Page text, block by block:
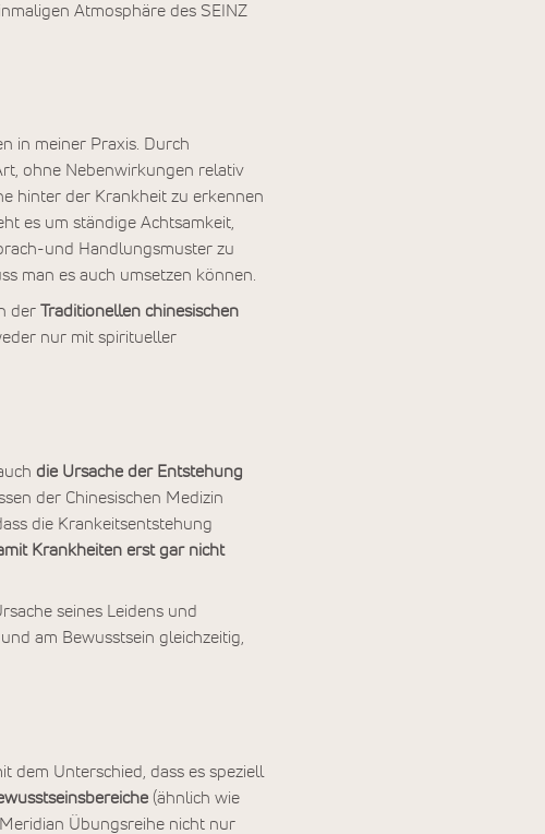
Atmosphäre des SEINZ
in meiner Praxis. Durch
ohne Nebenwirkungen relativ
hinter der Krankheit zu erkennen
es um ständige Achtsamkeit,
und Handlungsmuster zu
man es auch umsetzen können.
der Traditionellen chinesischen
nur mit spiritueller
die Ursache der Entstehung
der Chinesischen Medizin
die Krankeitsentstehung
Krankheiten erst gar nicht
seines Leidens und
am Bewusstsein gleichzeitig,
dem Unterschied, dass es speziell
(ähnlich wie
Übungsreihe nicht nur